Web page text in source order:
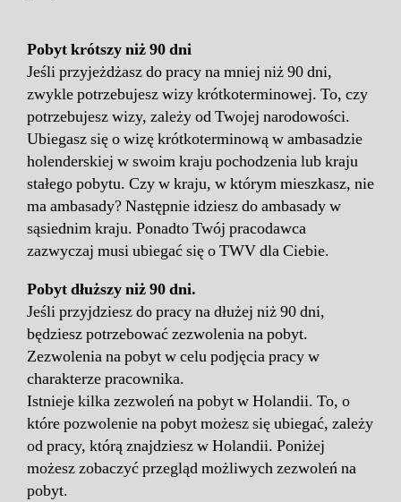
Pobyt krótszy niż 90 dni
Jeśli przyjeżdżasz do pracy na mniej niż 90 dni,
zwykle potrzebujesz wizy krótkoterminowej. To, czy
potrzebujesz wizy, zależy od Twojej narodowości.
Ubiegasz się o wizę krótkoterminową w ambasadzie
holenderskiej w swoim kraju pochodzenia lub kraju
stałego pobytu. Czy w kraju, w którym mieszkasz, nie
ma ambasady? Następnie idziesz do ambasady w
sąsiednim kraju. Ponadto Twój pracodawca
zazwyczaj musi ubiegać się o TWV dla Ciebie.
Pobyt dłuższy niż 90 dni.
Jeśli przyjdziesz do pracy na dłużej niż 90 dni,
będziesz potrzebować zezwolenia na pobyt.
Zezwolenia na pobyt w celu podjęcia pracy w
charakterze pracownika.
Istnieje kilka zezwoleń na pobyt w Holandii. To, o
które pozwolenie na pobyt możesz się ubiegać, zależy
od pracy, którą znajdziesz w Holandii. Poniżej
możesz zobaczyć przegląd możliwych zezwoleń na
pobyt.